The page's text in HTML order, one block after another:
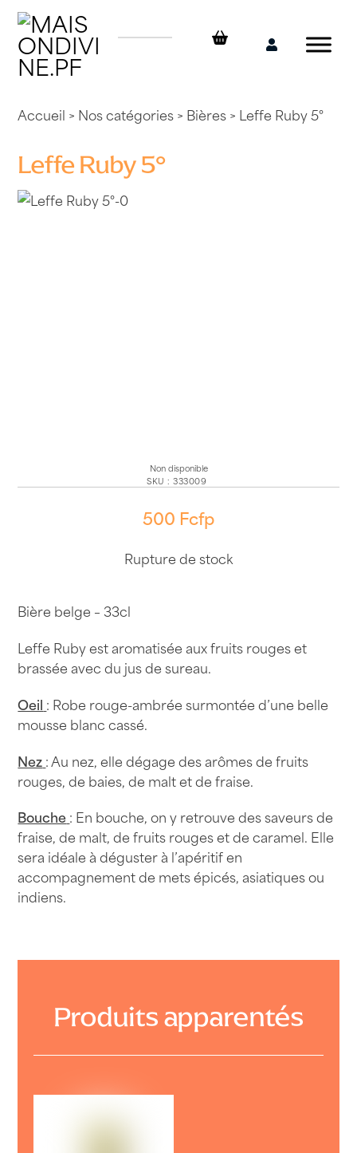
Skip
content
Mon
Accueil > Nos catégories> Bières> Leffe Ruby 5°
Leffe Ruby 5°
Non disponible
SKU : 333009
500 Fcfp
Rupture de stock
Bière belge – 33cl
Leffe Ruby est aromatisée aux fruits rouges et
brassée avec du jus de sureau.
Oeil : Robe rouge-ambrée surmontée d’une belle
mousse blanc cassé.
Nez: Au nez, elle dégage des arômes de fruits
rouges, de baies, de malt et de fraise.
Bouche: En bouche, on y retrouve des saveurs de
fraise, de malt, de fruits rouges et de caramel. Elle
sera idéale à déguster à l’apéritif en
accompagnement de mets épicés, asiatiques ou
indiens.
Produits apparentés